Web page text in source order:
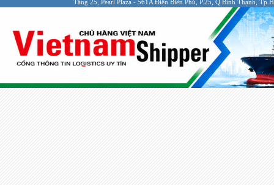
Tầng 25, Pearl Plaza - 561A Điện Biên Phủ, P.25, Q.Bình Thạnh,